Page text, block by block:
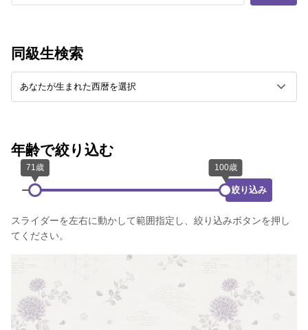
同級生検索
年齢で絞り込む
絞り込み
スライダーを左右に動かして範囲指定し、絞り込みボタンを押し
てください。